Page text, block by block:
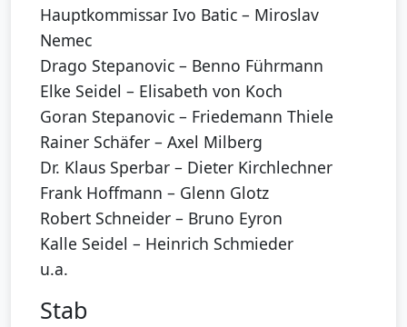
Hauptkommissar Ivo Batic – Miroslav
Nemec
Drago Stepanovic – Benno Führmann
Elke Seidel – Elisabeth von Koch
Goran Stepanovic – Friedemann Thiele
Rainer Schäfer – Axel Milberg
Dr. Klaus Sperbar – Dieter Kirchlechner
Frank Hoffmann – Glenn Glotz
Robert Schneider – Bruno Eyron
Kalle Seidel – Heinrich Schmieder
u.a.
Stab